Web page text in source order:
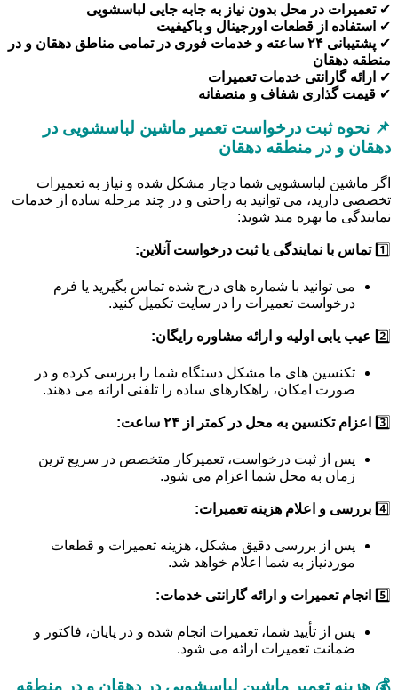
✔تعمیرات در محل بدون نیاز به جابه جایی لباسشویی
✔ استفاده از قطعات اورجینال و باکیفیت
✔
پشتیبانی ۲۴ ساعته و خدمات فوری در تمامی مناطق دهقان و در
منطقه دهقان
✔ ارائه گارانتی خدمات تعمیرات
✔ قیمت گذاری شفاف و منصفانه
📌 نحوه ثبت درخواست تعمیر ماشین لباسشویی در
دهقان و در منطقه دهقان
اگر ماشین لباسشویی شما دچار مشکل شده و نیاز به تعمیرات
تخصصی دارید، می توانید به راحتی و در چند مرحله ساده از خدمات
نمایندگی ما بهره مند شوید:
1️⃣ تماس با نمایندگی یا ثبت درخواست آنلاین:
می توانید با شماره های درج شده تماس بگیرید یا فرم
درخواست تعمیرات را در سایت تکمیل کنید.
2️⃣ عیب یابی اولیه و ارائه مشاوره رایگان:
تکنسین های ما مشکل دستگاه شما را بررسی کرده و در
صورت امکان، راهکارهای ساده را تلفنی ارائه می دهند.
3️⃣ اعزام تکنسین به محل در کمتر از ۲۴ ساعت:
پس از ثبت درخواست، تعمیرکار متخصص در سریع ترین
زمان به محل شما اعزام می شود.
4️⃣ بررسی و اعلام هزینه تعمیرات:
پس از بررسی دقیق مشکل، هزینه تعمیرات و قطعات
موردنیاز به شما اعلام خواهد شد.
5️⃣ انجام تعمیرات و ارائه گارانتی خدمات:
پس از تأیید شما، تعمیرات انجام شده و در پایان، فاکتور و
ضمانت تعمیرات ارائه می شود.
💰 هزینه تعمیر ماشین لباسشویی در دهقان و در منطقه